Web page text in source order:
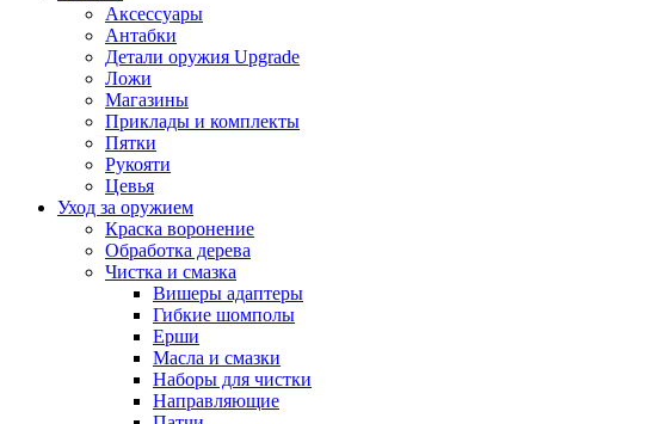
Аксессуары
Антабки
Детали оружия Upgrade
Ложи
Магазины
Приклады и комплекты
Пятки
Рукояти
Цевья
Уход за оружием
Краска воронение
Обработка дерева
Чистка и смазка
Вишеры адаптеры
Гибкие шомполы
Ерши
Масла и смазки
Наборы для чистки
Направляющие